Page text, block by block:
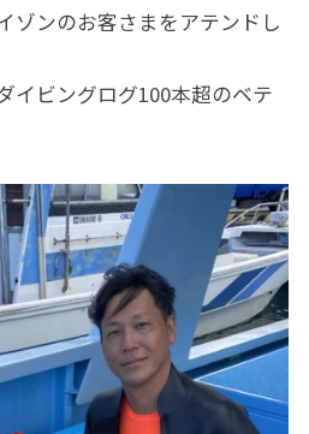
ゾンのお客さまをアテンドし
イビングログ100本超のベテ